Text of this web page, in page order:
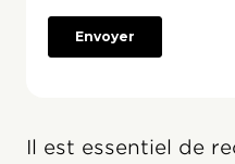
Il est essentiel de